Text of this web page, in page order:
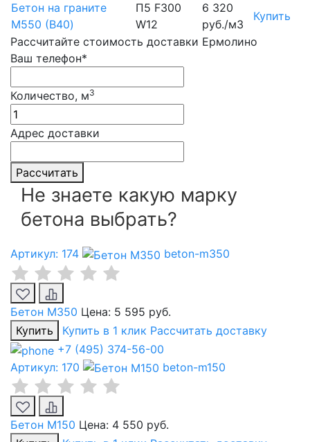
Бетон на граните
М550 (B40)
П5 F300
W12
6 320
руб./м3
Купить
Рассчитайте стоимость доставки Ермолино
Ваш телефон*
Количество, м3
Адрес доставки
Рассчитать
Не знаете какую марку
бетона выбрать?
Артикул: 174 beton-m350
Бетон М350 Цена: 5 595 руб.
Купить
Купить в 1 клик Рассчитать доставку
+7 (495) 374-56-00
Артикул: 170
beton-m150
Бетон М150 Цена: 4 550 руб.